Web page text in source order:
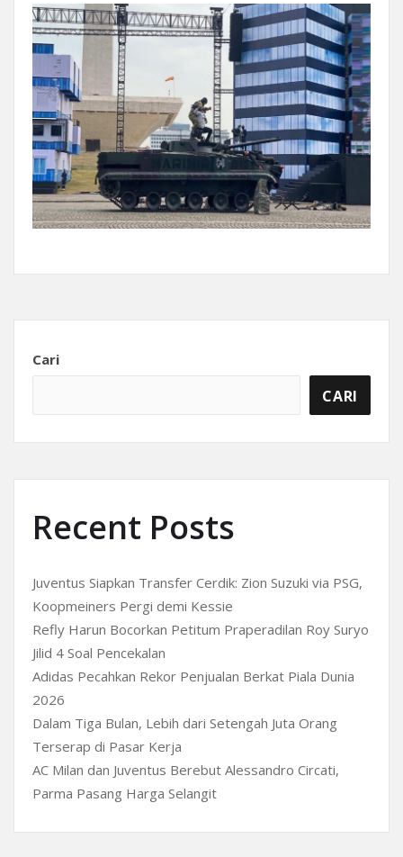
Cari
CARI
Recent Posts
Juventus Siapkan Transfer Cerdik: Zion Suzuki via PSG,
Koopmeiners Pergi demi Kessie
Refly Harun Bocorkan Petitum Praperadilan Roy Suryo
Jilid 4 Soal Pencekalan
Adidas Pecahkan Rekor Penjualan Berkat Piala Dunia
2026
Dalam Tiga Bulan, Lebih dari Setengah Juta Orang
Terserap di Pasar Kerja
AC Milan dan Juventus Berebut Alessandro Circati,
Parma Pasang Harga Selangit